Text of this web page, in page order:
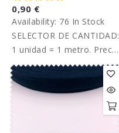
0,90 €
Availability: 76 In Stock
SELECTOR DE CANTIDAD:
1 unidad = 1 metro. Precio
por metro.